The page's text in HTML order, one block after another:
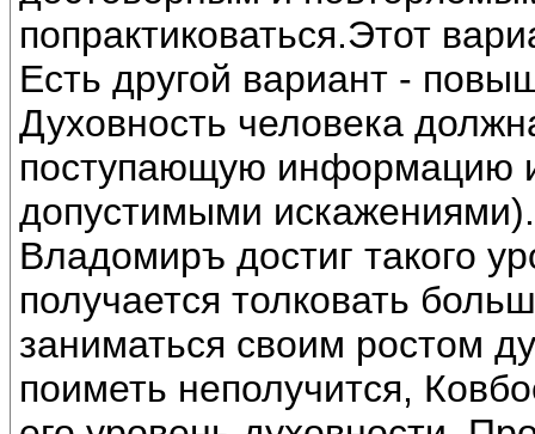
попрактиковаться.Этот
Есть другой вариант -
Духовность человека
поступающую информацию
допустимыми искажениями).
Владомиръ достиг такого
получается толковать
заниматься своим ростом
поиметь неполучится,